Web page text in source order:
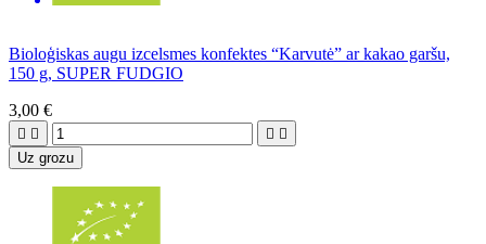
Bioloģiskas augu izcelsmes konfektes “Karvutė” ar kakao garšu,
150 g, SUPER FUDGIO
3,00 €
   
Uz grozu